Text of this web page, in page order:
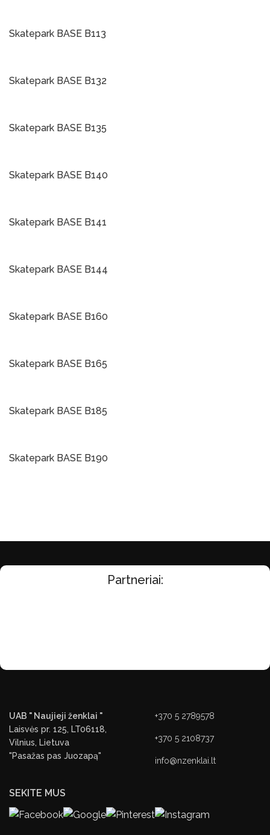
Skatepark BASE B113
Skatepark BASE B132
Skatepark BASE B135
Skatepark BASE B140
Skatepark BASE B141
Skatepark BASE B144
Skatepark BASE B160
Skatepark BASE B165
Skatepark BASE B185
Skatepark BASE B190
Partneriai:
UAB " Naujieji ženklai "
Laisvės pr. 125, LT06118,
Vilnius, Lietuva
"Pasažas pas Juozapą"
+370 5 2789578
+370 5 2108737
info@nzenklai.lt
SEKITE MUS